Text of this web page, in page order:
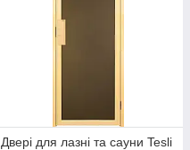
Двері для лазні та сауни Tesli